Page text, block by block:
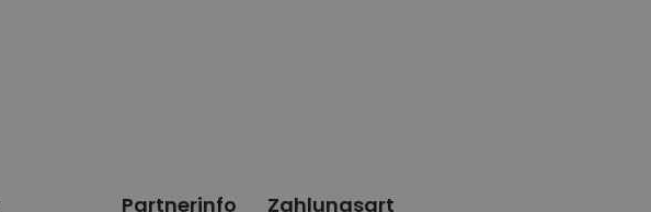
Partnerinfo Zahlungsart